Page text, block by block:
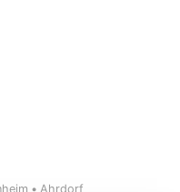
Ahrdorf